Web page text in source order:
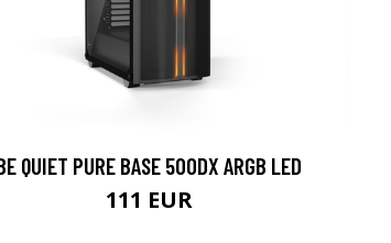
QUIET PURE BASE 500DX ARGB LED
111 EUR